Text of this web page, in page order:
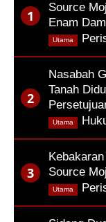
Source
Enam
Utama
Nasabah
Tanah
Utama
Source
Utama